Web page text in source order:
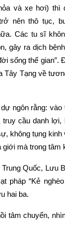
và xe hơi) thì
nên thô tục,
Các tu sĩ
gây ra dịch
sống thế gian”.
Tây Tạng về
ngôn rằng: vào
truy cầu danh lợi,
không tụng
mà trong tâm
Trung Quốc, Lưu
pháp “Kẻ
hai ba.
tâm chuyển,